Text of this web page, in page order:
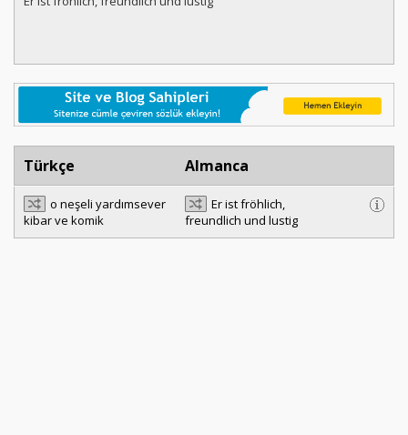
Türkçe Almanca
o neşeli yardımsever
kibar ve komik
Er ist fröhlich,
freundlich und lustig